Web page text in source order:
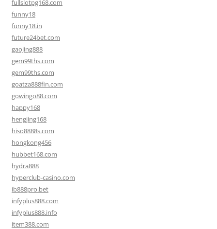
fullslotpg168.com
funny18
funny18.in
future24bet.com
gaojing888
gem99ths.com
gem99ths.com
goatza888fin.com
gowingo88.com
happy168
hengjing168
hiso8888s.com
hongkong456
hubbet168.com
hydra888
hyperclub-casino.com
ib888pro.bet
infyplus888.com
infyplus888.info
item388.com